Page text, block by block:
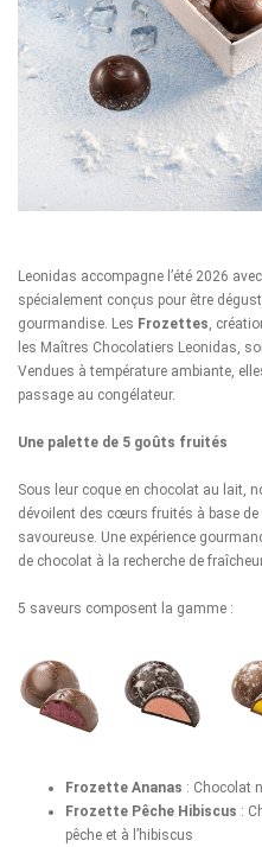
Leonidas accompagne l’été 2026
spécialement conçus pour être
gourmandise. Les Frozettes ,
les Maîtres Chocolatiers Leonidas,
Vendues à température ambiante,
passage au congélateur.
Une palette de 5 goûts fruités
Sous leur coque en chocolat au lait,
dévoilent des cœurs fruités à base de
savoureuse. Une expérience
de chocolat à la recherche de
5 saveurs composent la gamme :
Frozette Ananas : Chocolat
Frozette Pêche Hibiscus :
pêche et à l’hibiscus